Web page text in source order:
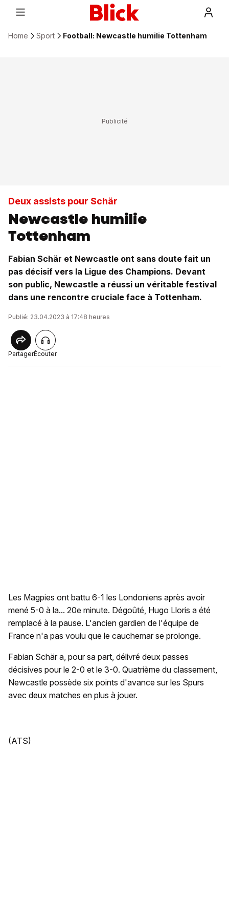
Home Sport Football: Newcastle humilie Tottenham
Deux assists pour Schär
Newcastle humilie
Tottenham
Fabian Schär et Newcastle ont sans doute fait un
pas décisif vers la Ligue des Champions. Devant
son public, Newcastle a réussi un véritable festival
dans une rencontre cruciale face à Tottenham.
Publié: 23.04.2023 à 17:48 heures
PartagerÉcouter
Les Magpies ont battu 6-1 les Londoniens après avoir
mené 5-0 à la... 20e minute. Dégoûté, Hugo Lloris a été
remplacé à la pause. L'ancien gardien de l'équipe de
France n'a pas voulu que le cauchemar se prolonge.
Fabian Schär a, pour sa part, délivré deux passes
décisives pour le 2-0 et le 3-0. Quatrième du classement,
Newcastle possède six points d'avance sur les Spurs
avec deux matches en plus à jouer.
(ATS)